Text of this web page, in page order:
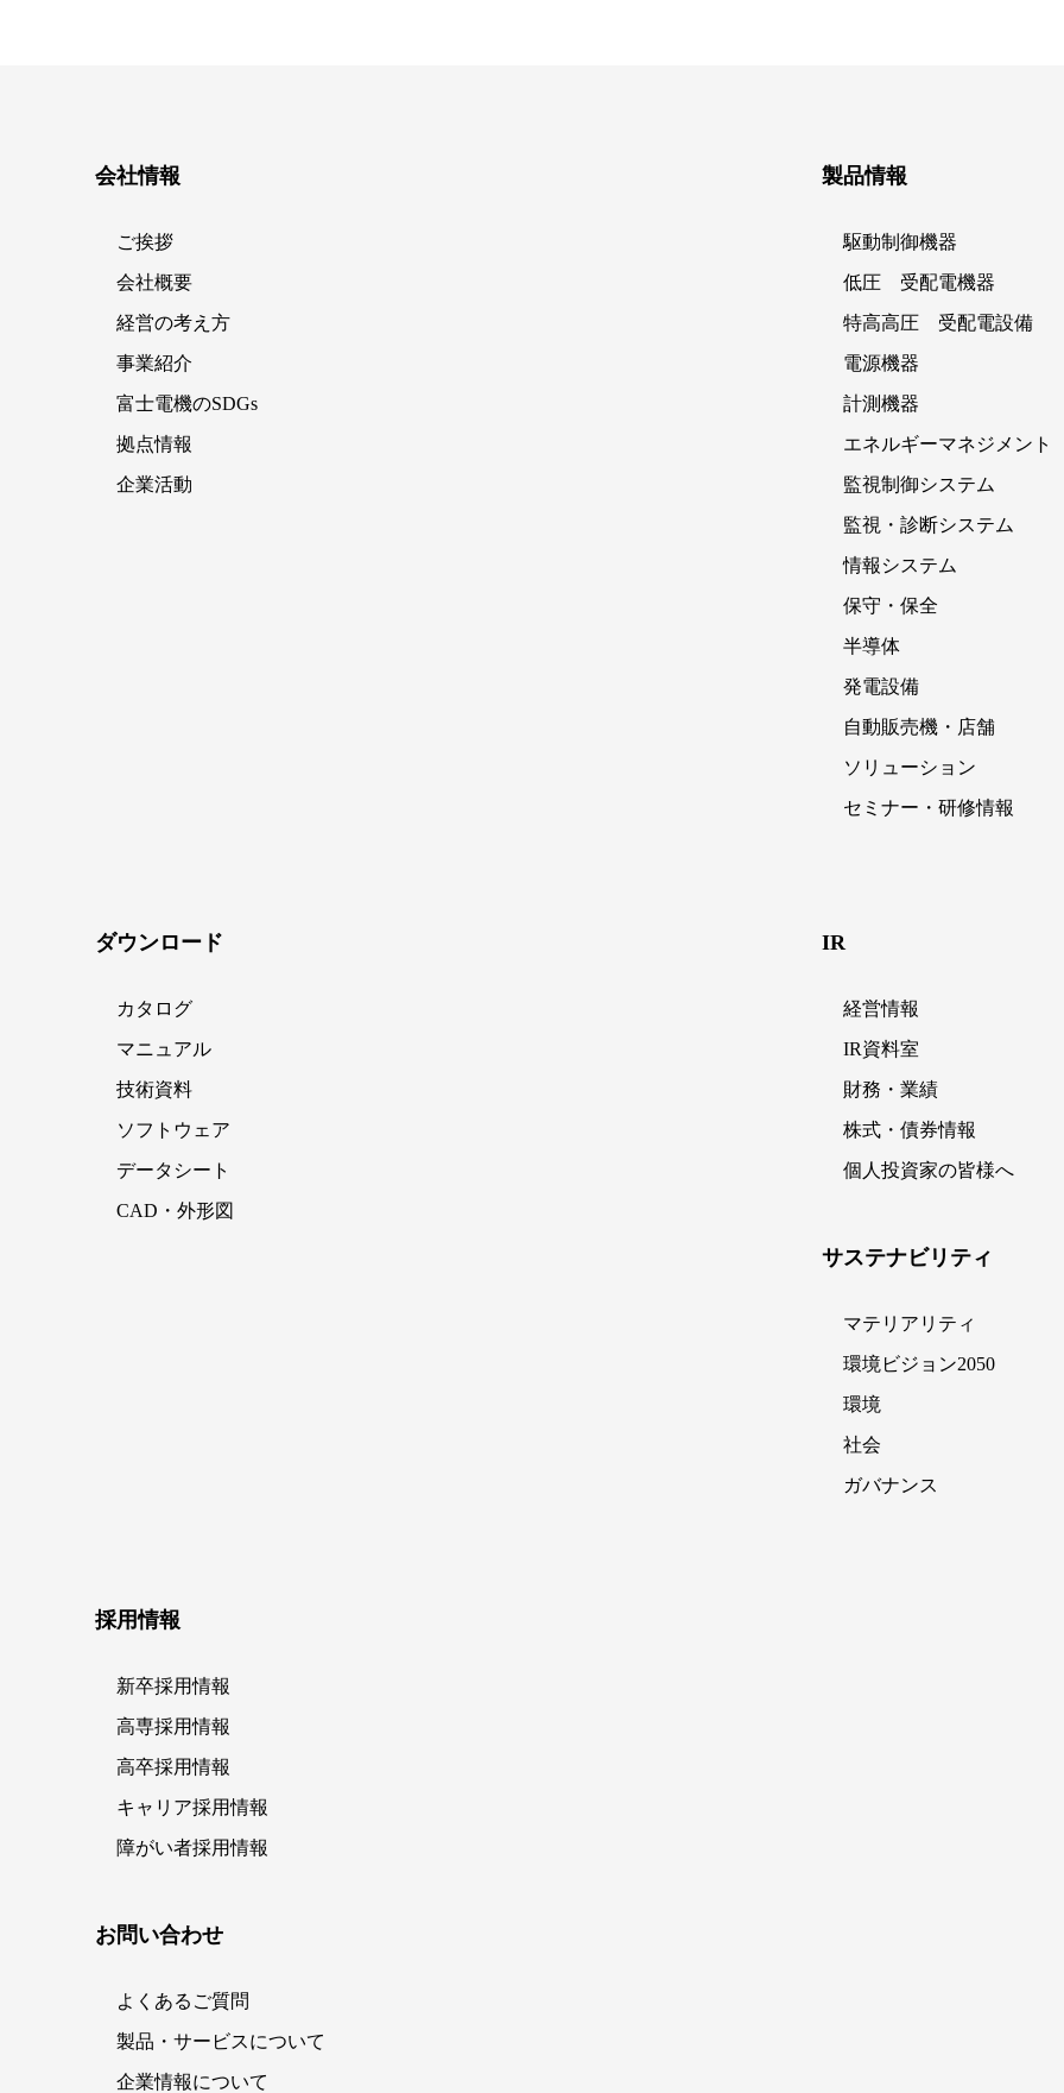
会社情報
ご挨拶
会社概要
経営の考え方
事業紹介
富士電機のSDGs
拠点情報
企業活動
製品情報
駆動制御機器
低圧 受配電機器
特高高圧 受配電設備
電源機器
計測機器
エネルギーマネジメント
監視制御システム
監視・診断システム
情報システム
保守・保全
半導体
発電設備
自動販売機・店舗
ソリューション
セミナー・研修情報
ダウンロード
カタログ
マニュアル
技術資料
ソフトウェア
データシート
CAD・外形図
IR
経営情報
IR資料室
財務・業績
株式・債券情報
個人投資家の皆様へ
サステナビリティ
マテリアリティ
環境ビジョン2050
環境
社会
ガバナンス
採用情報
新卒採用情報
高専採用情報
高卒採用情報
キャリア採用情報
障がい者採用情報
お問い合わせ
よくあるご質問
製品・サービスについて
企業情報について